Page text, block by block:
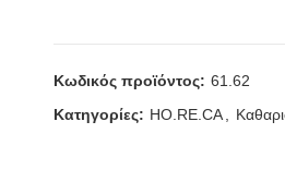
Αποσκλύρυνση σκληρών
Κρατάει καθαρές δίχως
Κωδικός προϊόντος: 61.62
Κατηγορίες: HO.RE.CA